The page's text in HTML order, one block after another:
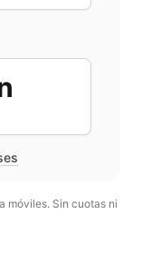
móviles. Sin cuotas ni